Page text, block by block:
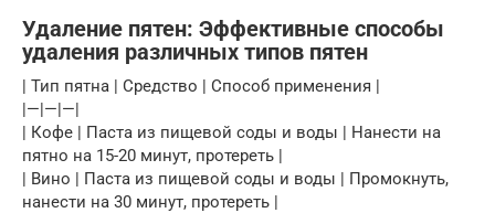
Удаление пятен: Эффективные способы
удаления различных типов пятен
| Тип пятна | Средство | Способ применения |
|—|—|—|
| Кофе | Паста из пищевой соды и воды | Нанести на
пятно на 15-20 минут, протереть |
| Вино | Паста из пищевой соды и воды | Промокнуть,
нанести на 30 минут, протереть |